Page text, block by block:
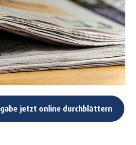
jetzt online durchblättern